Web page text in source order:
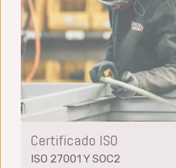
Certificado ISO
ISO 27001 Y SOC2